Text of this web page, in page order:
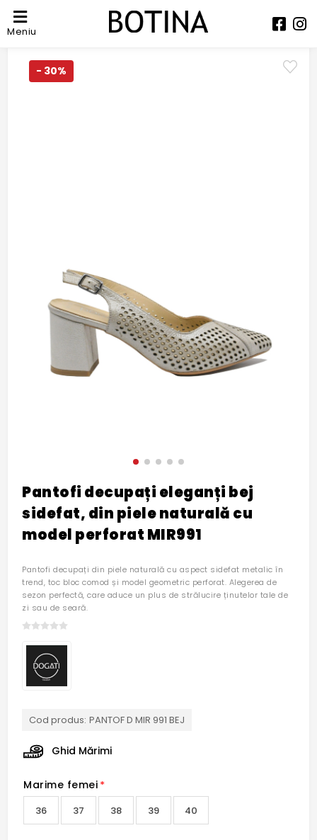
Meniu
- 30%
Pantofi decupați eleganți bej
sidefat, din piele naturală cu
model perforat MIR991
Pantofi decupați din piele naturală cu aspect sidefat metalic în
trend, toc bloc comod și model geometric perforat. Alegerea de
sezon perfectă, care aduce un plus de strălucire ținutelor tale de
zi sau de seară.
Cod produs: PANTOF D MIR 991 BEJ
Ghid Mărimi
Marime femei *
36 37 38 39 40